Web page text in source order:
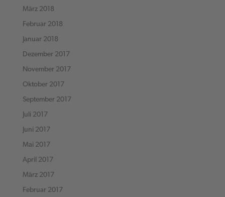
März 2018
Februar 2018
Januar 2018
Dezember 2017
November 2017
Oktober 2017
September 2017
Juli 2017
Juni 2017
Mai 2017
April 2017
März 2017
Februar 2017